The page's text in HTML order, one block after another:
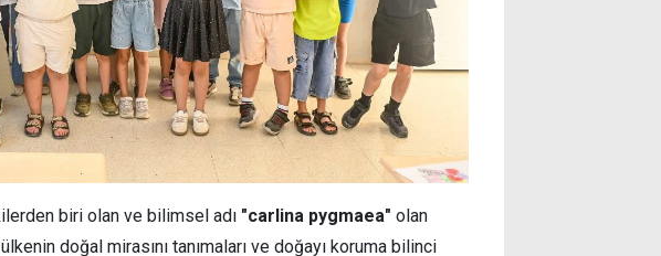
biri olan ve bilimsel adı "carlina pygmaea" olan
doğal mirasını tanımaları ve doğayı koruma bilinci